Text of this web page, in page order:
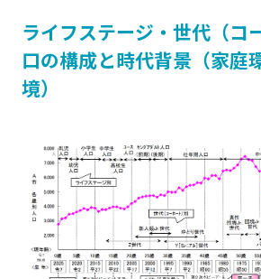
ライフステージ・世代（コ
口の構成と時代背景（家庭
境）